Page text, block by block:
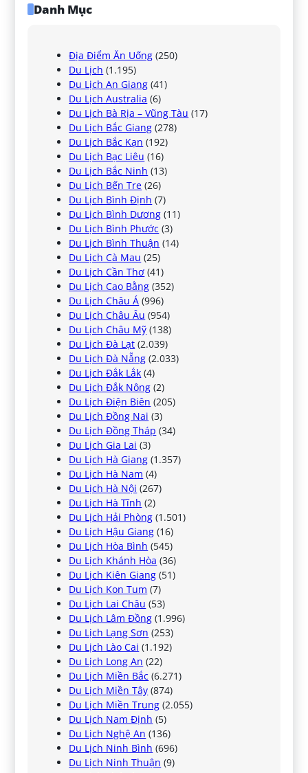
Danh Mục
Địa Điểm Ăn Uống (250)
Du Lịch (1.195)
Du Lịch An Giang (41)
Du Lịch Australia (6)
Du Lịch Bà Rịa – Vũng Tàu (17)
Du Lịch Bắc Giang (278)
Du Lịch Bắc Kạn (192)
Du Lịch Bạc Liêu (16)
Du Lịch Bắc Ninh (13)
Du Lịch Bến Tre (26)
Du Lịch Bình Định (7)
Du Lịch Bình Dương (11)
Du Lịch Bình Phước (3)
Du Lịch Bình Thuận (14)
Du Lịch Cà Mau (25)
Du Lịch Cần Thơ (41)
Du Lịch Cao Bằng (352)
Du Lịch Châu Á (996)
Du Lịch Châu Âu (954)
Du Lịch Châu Mỹ (138)
Du Lịch Đà Lạt (2.039)
Du Lịch Đà Nẵng (2.033)
Du Lịch Đắk Lắk (4)
Du Lịch Đắk Nông (2)
Du Lịch Điện Biên (205)
Du Lịch Đồng Nai (3)
Du Lịch Đồng Tháp (34)
Du Lịch Gia Lai (3)
Du Lịch Hà Giang (1.357)
Du Lịch Hà Nam (4)
Du Lịch Hà Nội (267)
Du Lịch Hà Tĩnh (2)
Du Lịch Hải Phòng (1.501)
Du Lịch Hậu Giang (16)
Du Lịch Hòa Bình (545)
Du Lịch Khánh Hòa (36)
Du Lịch Kiên Giang (51)
Du Lịch Kon Tum (7)
Du Lịch Lai Châu (53)
Du Lịch Lâm Đồng (1.996)
Du Lịch Lạng Sơn (253)
Du Lịch Lào Cai (1.192)
Du Lịch Long An (22)
Du Lịch Miền Bắc (6.271)
Du Lịch Miền Tây (874)
Du Lịch Miền Trung (2.055)
Du Lịch Nam Định (5)
Du Lịch Nghệ An (136)
Du Lịch Ninh Bình (696)
Du Lịch Ninh Thuận (9)